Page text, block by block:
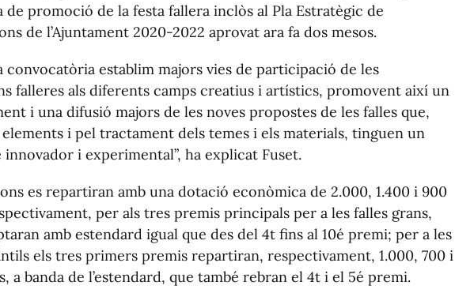
de promoció de la festa fallera inclòs al Pla Estratègic de
de l’Ajuntament 2020-2022 aprovat ara fa dos mesos.
convocatòria establim majors vies de participació de les
falleres als diferents camps creatius i artístics, promovent així un
i una difusió majors de les noves propostes de les falles que,
elements i pel tractament dels temes i els materials, tinguen un
i experimental”, ha explicat Fuset.
es repartiran amb una dotació econòmica de 2.000, 1.400 i 900
per als tres premis principals per a les falles grans,
amb estendard igual que des del 4t fins al 10é premi; per a les
els tres primers premis repartiran, respectivament, 1.000, 700 i
a banda de l’estendard, que també rebran el 4t i el 5é premi.